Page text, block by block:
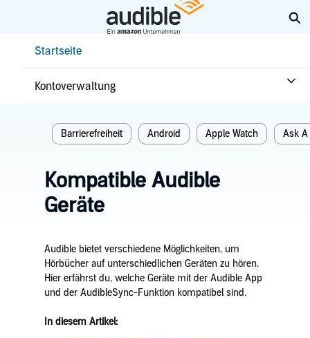
Startseite
Kontoverwaltung
Startseite
Barrierefreiheit Android Apple Watch Ask A
Kompatible Audible
Geräte
Audible bietet verschiedene Möglichkeiten, um
Hörbücher auf unterschiedlichen Geräten zu hören.
Hier erfährst du, welche Geräte mit der Audible App
und der AudibleSync-Funktion kompatibel sind.
In diesem Artikel: